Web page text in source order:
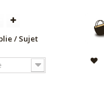
/ Sujet